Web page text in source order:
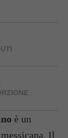
è un
Il